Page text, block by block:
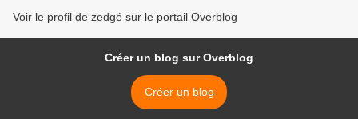
Voir le profil de zedgé sur le portail Overblog
Créer un blog sur Overblog
Créer un blog